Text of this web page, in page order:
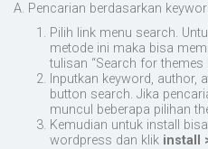
A. Pencarian berdasarkan
Pilih link menu search.
metode ini maka bisa
tulisan “Search for
Inputkan keyword, author,
button search. Jika
muncul beberapa pilihan
Kemudian untuk install
wordpress dan klik install